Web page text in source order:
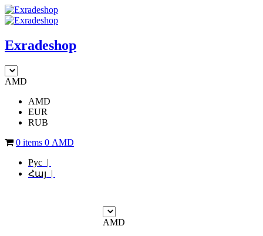
Exradeshop
AMD
AMD
EUR
RUB
0 items 0 AMD
Рус |
Հայ |
AMD